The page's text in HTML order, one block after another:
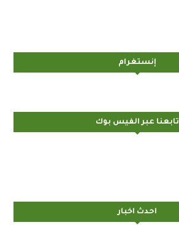
إنستغرام
تابعنا عبر الفيس بوك
احدث اخبار